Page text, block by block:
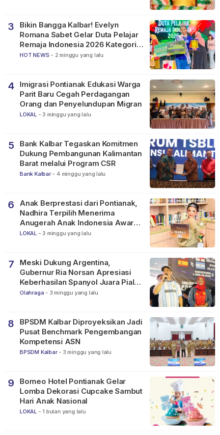
3
Bikin Bangga Kalbar! Evelyn
Romana Sabet Gelar Duta Pelajar
Remaja Indonesia 2026 Kategori
SMP
HOT NEWS - 2 minggu yang lalu
4
Imigrasi Pontianak Edukasi Warga
Parit Baru Cegah Perdagangan
Orang dan Penyelundupan Migran
LOKAL - 3 minggu yang lalu
5
Bank Kalbar Tegaskan Komitmen
Dukung Pembangunan Kalimantan
Barat melalui Program CSR
Bank Kalbar - 4 minggu yang lalu
6
Anak Berprestasi dari Pontianak,
Nadhira Terpilih Menerima
Anugerah Anak Indonesia Awards
2026
LOKAL - 3 minggu yang lalu
7
Meski Dukung Argentina,
Gubernur Ria Norsan Apresiasi
Keberhasilan Spanyol Juara Piala
Dunia FIFA 2026
Olahraga - 3 minggu yang lalu
8
BPSDM Kalbar Diproyeksikan Jadi
Pusat Benchmark Pengembangan
Kompetensi ASN
BPSDM Kalbar - 3 minggu yang lalu
9
Borneo Hotel Pontianak Gelar
Lomba Dekorasi Cupcake Sambut
Hari Anak Nasional
LOKAL - 1 bulan yang lalu